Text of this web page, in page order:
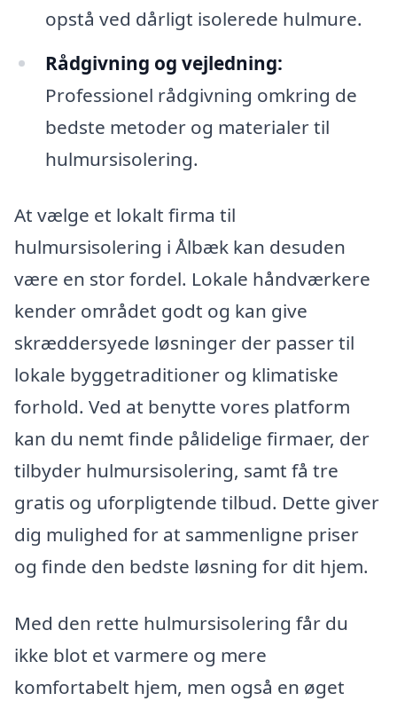
opstå ved dårligt isolerede hulmure.
Rådgivning og vejledning:
Professionel rådgivning omkring de
bedste metoder og materialer til
hulmursisolering.
At vælge et lokalt firma til
hulmursisolering i Ålbæk kan desuden
være en stor fordel. Lokale håndværkere
kender området godt og kan give
skræddersyede løsninger der passer til
lokale byggetraditioner og klimatiske
forhold. Ved at benytte vores platform
kan du nemt finde pålidelige firmaer, der
tilbyder hulmursisolering, samt få tre
gratis og uforpligtende tilbud. Dette giver
dig mulighed for at sammenligne priser
og finde den bedste løsning for dit hjem.
Med den rette hulmursisolering får du
ikke blot et varmere og mere
komfortabelt hjem, men også en øget